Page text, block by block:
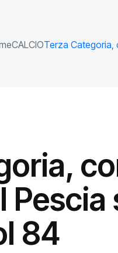
CALCIOTerza Categoria,
Pescia
84